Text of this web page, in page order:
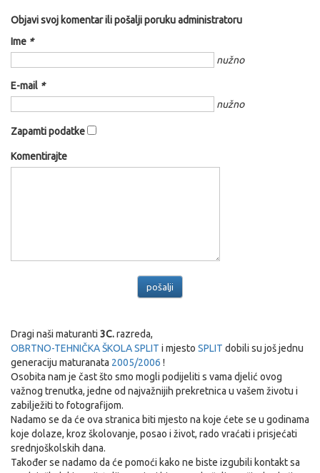
Objavi svoj komentar ili pošalji poruku administratoru
Ime *
nužno
E-mail *
nužno
Zapamti podatke
Komentirajte
Dragi naši maturanti 3C.razreda,
OBRTNO-TEHNIČKA ŠKOLA SPLIT i mjesto SPLIT dobili su još jednu
generaciju maturanata 2005/2006 !
Osobita nam je čast što smo mogli podijeliti s vama djelić ovog
važnog trenutka, jedne od najvažnijih prekretnica u vašem životu i
zabilježiti to fotografijom.
Nadamo se da će ova stranica biti mjesto na koje ćete se u godinama
koje dolaze, kroz školovanje, posao i život, rado vraćati i prisjećati
srednjoškolskih dana.
Također se nadamo da će pomoći kako ne biste izgubili kontakt sa